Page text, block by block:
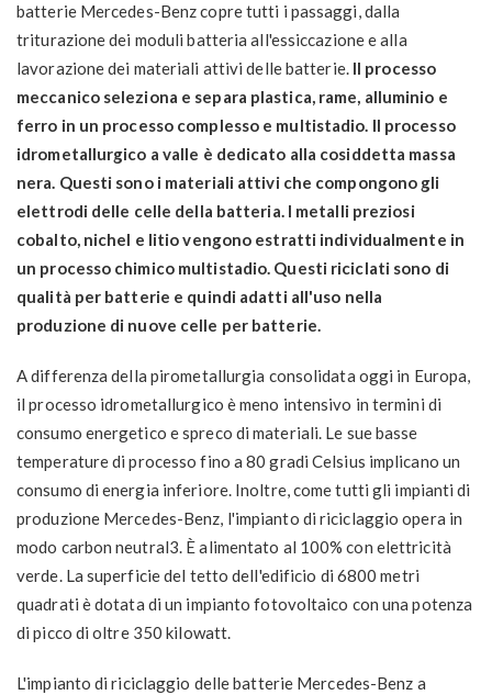
batterie Mercedes-Benz copre tutti i passaggi, dalla
triturazione dei moduli batteria all'essiccazione e alla
lavorazione dei materiali attivi delle batterie. Il processo
meccanico seleziona e separa plastica, rame, alluminio e
ferro in un processo complesso e multistadio. Il processo
idrometallurgico a valle è dedicato alla cosiddetta massa
nera. Questi sono i materiali attivi che compongono gli
elettrodi delle celle della batteria. I metalli preziosi
cobalto, nichel e litio vengono estratti individualmente in
un processo chimico multistadio. Questi riciclati sono di
qualità per batterie e quindi adatti all'uso nella
produzione di nuove celle per batterie.
A differenza della pirometallurgia consolidata oggi in Europa,
il processo idrometallurgico è meno intensivo in termini di
consumo energetico e spreco di materiali. Le sue basse
temperature di processo fino a 80 gradi Celsius implicano un
consumo di energia inferiore. Inoltre, come tutti gli impianti di
produzione Mercedes-Benz, l'impianto di riciclaggio opera in
modo carbon neutral3. È alimentato al 100% con elettricità
verde. La superficie del tetto dell'edificio di 6800 metri
quadrati è dotata di un impianto fotovoltaico con una potenza
di picco di oltre 350 kilowatt.
L'impianto di riciclaggio delle batterie Mercedes-Benz a